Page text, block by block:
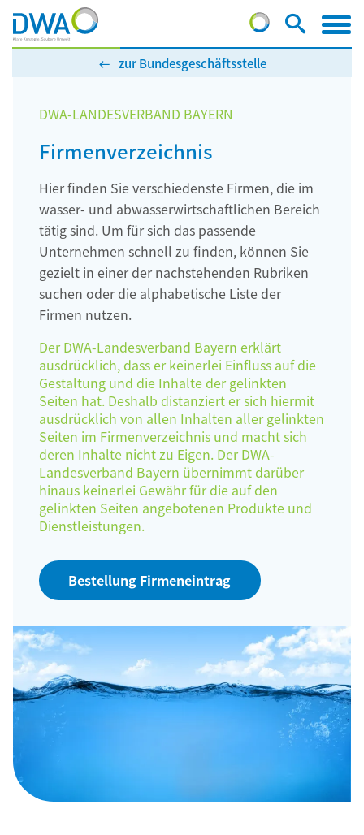
zur Bundesgeschäftsstelle
DWA-LANDESVERBAND BAYERN
Firmenverzeichnis
Hier finden Sie verschiedenste Firmen, die im
wasser- und abwasserwirtschaftlichen Bereich
tätig sind. Um für sich das passende
Unternehmen schnell zu finden, können Sie
gezielt in einer der nachstehenden Rubriken
suchen oder die alphabetische Liste der
Firmen nutzen.
Der DWA-Landesverband Bayern erklärt
ausdrücklich, dass er keinerlei Einfluss auf die
Gestaltung und die Inhalte der gelinkten
Seiten hat. Deshalb distanziert er sich hiermit
ausdrücklich von allen Inhalten aller gelinkten
Seiten im Firmenverzeichnis und macht sich
deren Inhalte nicht zu Eigen. Der DWA-
Landesverband Bayern übernimmt darüber
hinaus keinerlei Gewähr für die auf den
gelinkten Seiten angebotenen Produkte und
Dienstleistungen.
Bestellung Firmeneintrag